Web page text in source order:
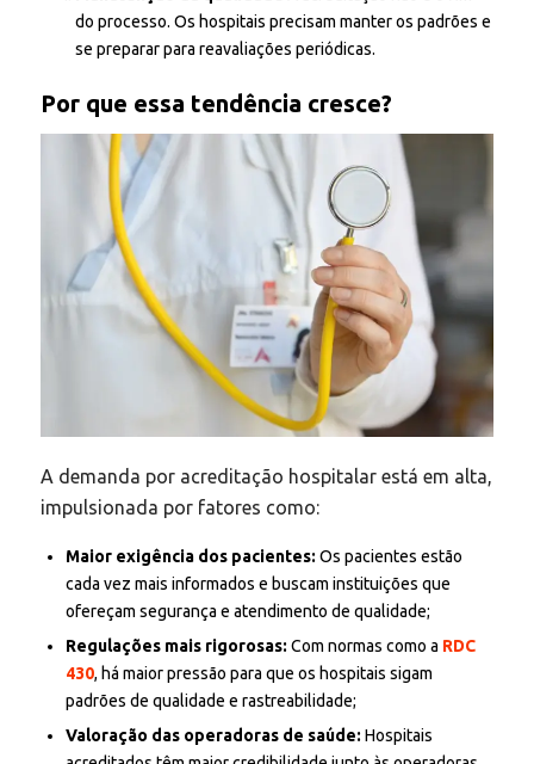
do processo. Os hospitais precisam manter os padrões e
se preparar para reavaliações periódicas.
Por que essa tendência cresce?
A demanda por acreditação hospitalar está em alta,
impulsionada por fatores como:
Maior exigência dos pacientes: Os pacientes estão
cada vez mais informados e buscam instituições que
ofereçam segurança e atendimento de qualidade;
Regulações mais rigorosas: Com normas como a RDC
430, há maior pressão para que os hospitais sigam
padrões de qualidade e rastreabilidade;
Valoração das operadoras de saúde: Hospitais